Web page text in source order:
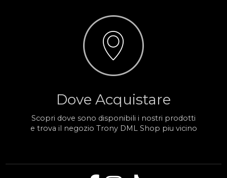
Dove Acquistare
Scopri dove sono disponibili i nostri prodotti
e trova il negozio Trony DML Shop piu vicino